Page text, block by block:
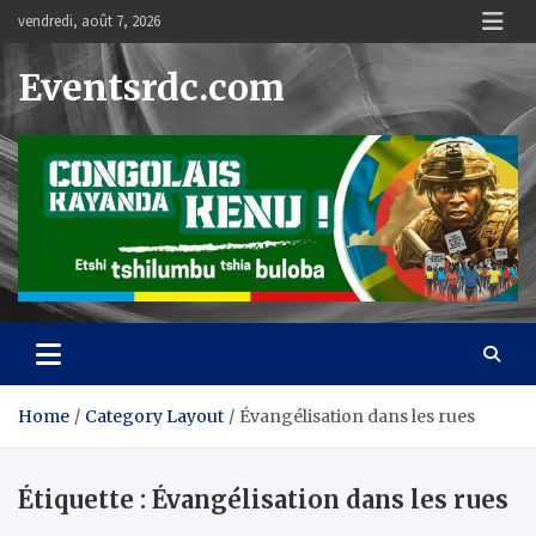
content
vendredi, août 7, 2026
Eventsrdc.com
Home Category Layout Évangélisation dans les rues
Étiquette : Évangélisation dans les rues